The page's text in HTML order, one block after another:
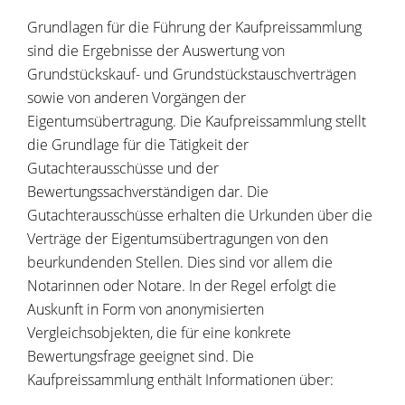
Grundlagen für die Führung der Kaufpreissammlung
sind die Ergebnisse der Auswertung von
Grundstückskauf- und Grundstückstauschverträgen
sowie von anderen Vorgängen der
Eigentumsübertragung. Die Kaufpreissammlung stellt
die Grundlage für die Tätigkeit der
Gutachterausschüsse und der
Bewertungssachverständigen dar. Die
Gutachterausschüsse erhalten die Urkunden über die
Verträge der Eigentumsübertragungen von den
beurkundenden Stellen. Dies sind vor allem die
Notarinnen oder Notare. In der Regel erfolgt die
Auskunft in Form von anonymisierten
Vergleichsobjekten, die für eine konkrete
Bewertungsfrage geeignet sind. Die
Kaufpreissammlung enthält Informationen über: